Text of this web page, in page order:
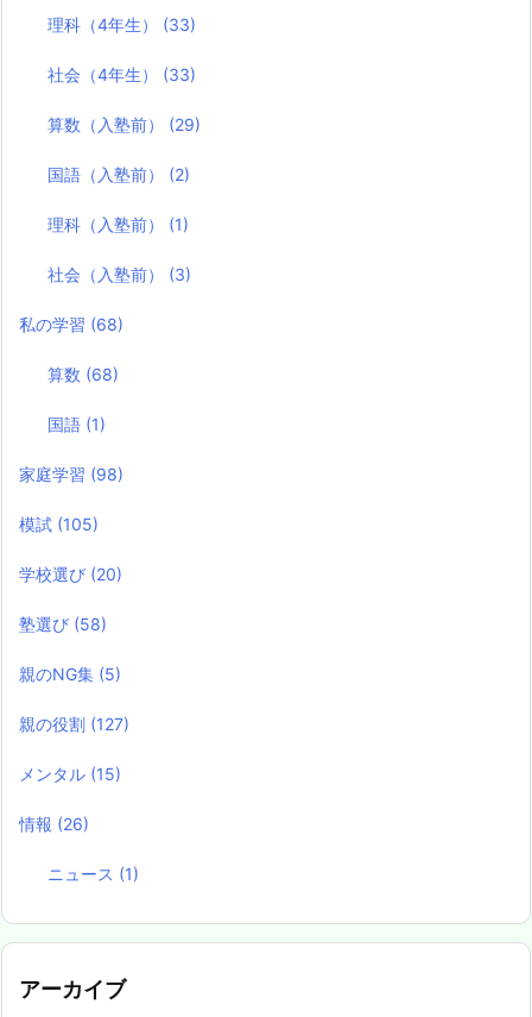
理科（4年生） (33)
社会（4年生） (33)
算数（入塾前） (29)
国語（入塾前） (2)
理科（入塾前） (1)
社会（入塾前） (3)
私の学習 (68)
算数 (68)
国語 (1)
家庭学習 (98)
模試 (105)
学校選び (20)
塾選び (58)
親のNG集 (5)
親の役割 (127)
メンタル (15)
情報 (26)
ニュース (1)
アーカイブ